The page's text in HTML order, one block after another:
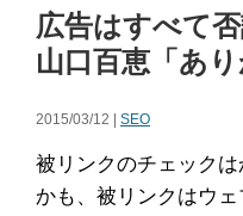
広告はすべて
山口百恵「あ
2015/03/12 | SEO
被リンクのチェック
かも、被リンクはウ